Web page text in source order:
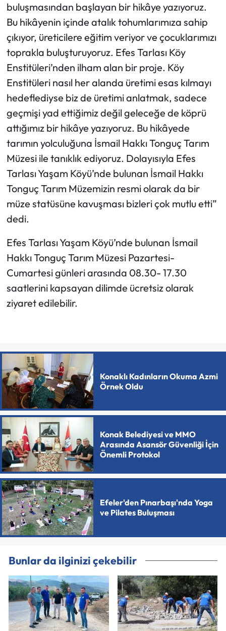
buluşmasından başlayan bir hikâye yazıyoruz.
Bu hikâyenin içinde atalık tohumlarımıza sahip
çıkıyor, üreticilere eğitim veriyor ve çocuklarımızı
toprakla buluşturuyoruz. Efes Tarlası Köy
Enstitüleri’nden ilham alan bir proje. Köy
Enstitüleri nasıl her alanda üretimi esas kılmayı
hedeflediyse biz de üretimi anlatmak, sadece
geçmişi yad ettiğimiz değil geleceğe de köprü
attığımız bir hikâye yazıyoruz. Bu hikâyede
tarımın yolculuğuna İsmail Hakkı Tonguç Tarım
Müzesi ile tanıklık ediyoruz. Dolayısıyla Efes
Tarlası Yaşam Köyü’nde bulunan İsmail Hakkı
Tonguç Tarım Müzemizin resmi olarak da bir
müze statüsüne kavuşması bizleri çok mutlu etti”
dedi.
Efes Tarlası Yaşam Köyü’nde bulunan İsmail
Hakkı Tonguç Tarım Müzesi Pazartesi-
Cumartesi günleri arasında 08.30- 17.30
saatlerini kapsayan dilimde ücretsiz olarak
ziyaret edilebilir.
Konaklı Kadınların Okuma Azmi
Örnek Oldu
Konak Belediyesi ve MMO
Arasında Asansör Güvenliği İçin
Önemli Protokol
Efeler'den Pınarbaşı'nda Yoga
ve Pilates Buluşması
Bunlar da ilginizi çekebilir